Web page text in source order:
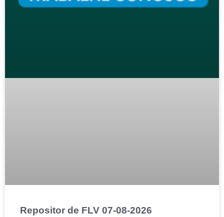
Repositor de FLV 07-08-2026